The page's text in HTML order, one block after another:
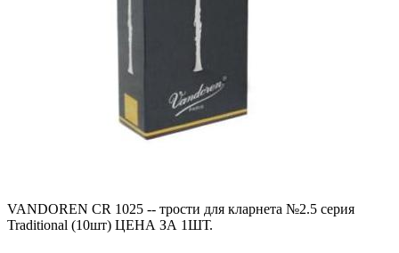
VANDOREN CR 1025 -- трости для кларнета №2.5 серия
Traditional (10шт) ЦЕНА ЗА 1ШТ.